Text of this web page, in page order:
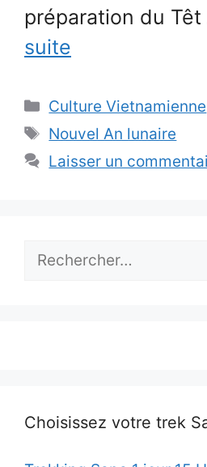
préparation du
suite
Catégories
Culture Vietnamienne
Étiquettes
Nouvel An lunaire
Laisser un
Rechercher :
Choisissez votre trek